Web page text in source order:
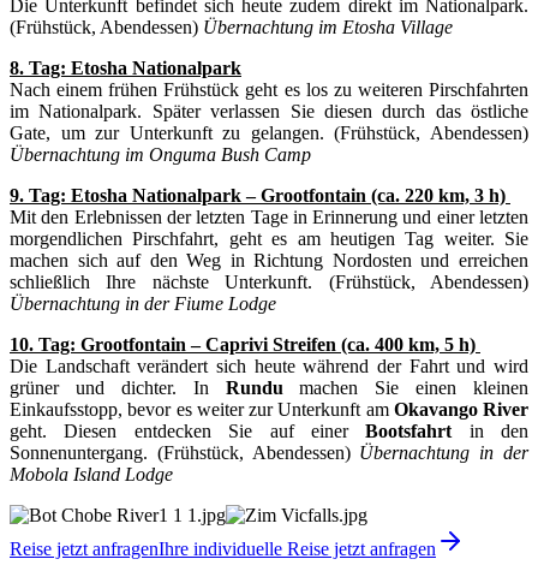
Die Unterkunft befindet sich heute zudem direkt im Nationalpark.
(Frühstück, Abendessen) Übernachtung im Etosha Village
8. Tag: Etosha Nationalpark
Nach einem frühen Frühstück geht es los zu weiteren Pirschfahrten
im Nationalpark. Später verlassen Sie diesen durch das östliche
Gate, um zur Unterkunft zu gelangen. (Frühstück, Abendessen)
Übernachtung im Onguma Bush Camp
9. Tag: Etosha Nationalpark – Grootfontain (ca. 220 km, 3 h)
Mit den Erlebnissen der letzten Tage in Erinnerung und einer letzten
morgendlichen Pirschfahrt, geht es am heutigen Tag weiter. Sie
machen sich auf den Weg in Richtung Nordosten und erreichen
schließlich Ihre nächste Unterkunft. (Frühstück, Abendessen)
Übernachtung in der Fiume Lodge
10. Tag: Grootfontain – Caprivi Streifen (ca. 400 km, 5 h)
Die Landschaft verändert sich heute während der Fahrt und wird
grüner und dichter. In Rundu machen Sie einen kleinen
Einkaufsstopp, bevor es weiter zur Unterkunft am Okavango River
geht. Diesen entdecken Sie auf einerBootsfahrt in den
Sonnenuntergang. (Frühstück, Abendessen)Übernachtung in der
Mobola Island Lodge
Reise jetzt anfragenIhre individuelle Reise jetzt anfragen